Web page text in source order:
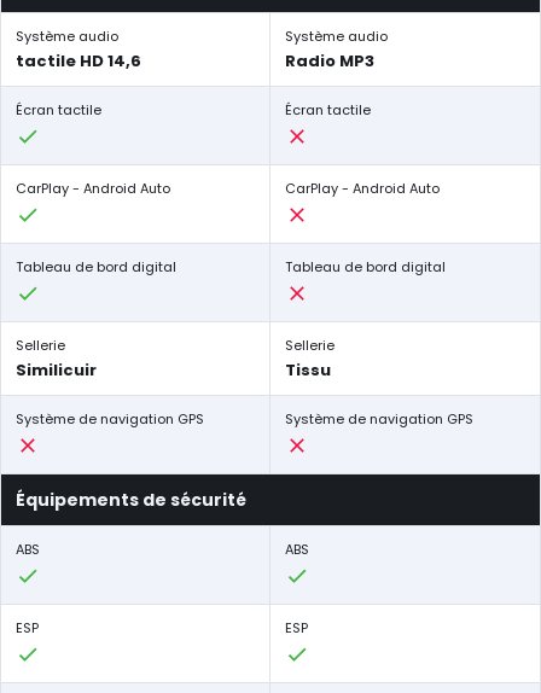
Système audio
tactile HD 14,6
Système audio
Radio MP3
Écran tactile Écran tactile
CarPlay - Android Auto CarPlay - Android Auto
Tableau de bord digital Tableau de bord digital
Sellerie
Similicuir
Sellerie
Tissu
Système de navigation GPS Système de navigation GPS
Équipements de sécurité
ABS ABS
ESP ESP